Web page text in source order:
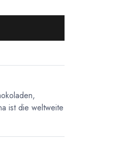
ist die weltweite